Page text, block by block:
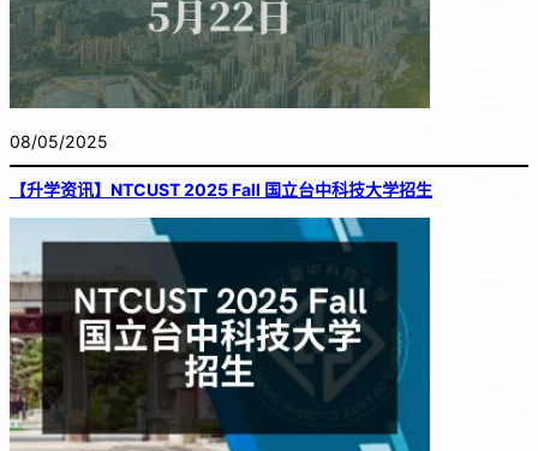
08/05/2025
【升学资讯】NTCUST 2025 Fall 国立台中科技大学招生